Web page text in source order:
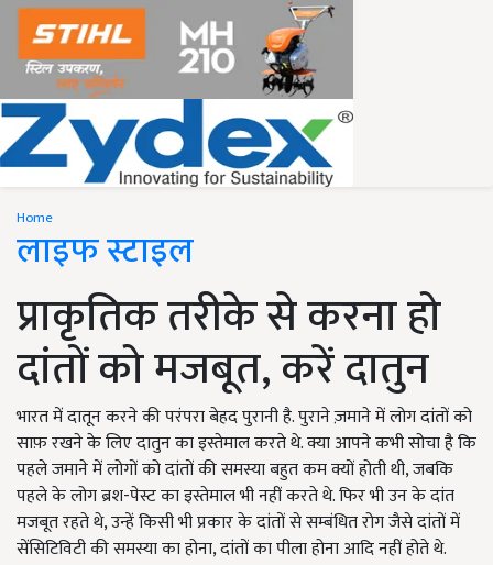
Home
लाइफ स्टाइल
प्राकृतिक तरीके से करना हो
दांतों को मजबूत, करें दातुन
भारत में दातून करने की परंपरा बेहद पुरानी है. पुराने ज़माने में लोग दांतों को
साफ़ रखने के लिए दातुन का इस्तेमाल करते थे. क्या आपने कभी सोचा है कि
पहले जमाने में लोगों को दांतों की समस्या बहुत कम क्यों होती थी, जबकि
पहले के लोग ब्रश-पेस्ट का इस्तेमाल भी नहीं करते थे. फिर भी उन के दांत
मजबूत रहते थे, उन्हें किसी भी प्रकार के दांतों से सम्बंधित रोग जैसे दांतों में
सेंसिटिविटी की समस्या का होना, दांतों का पीला होना आदि नहीं होते थे.